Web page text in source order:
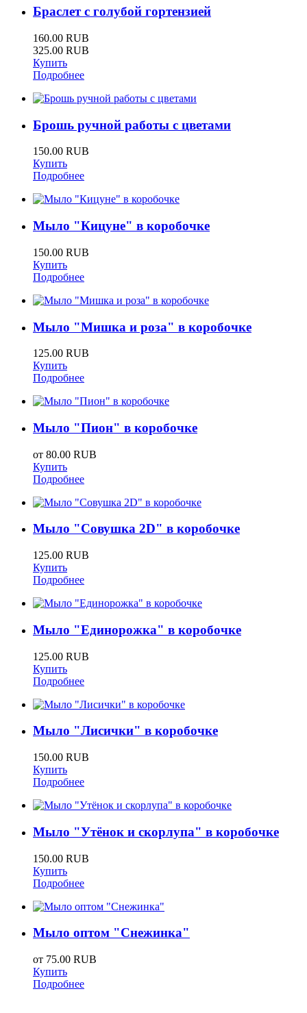
Браслет с голубой гортензией
160.00 RUB
325.00 RUB
Купить
Подробнее
Брошь ручной работы с цветами
150.00 RUB
Купить
Подробнее
Мыло "Кицуне" в коробочке
150.00 RUB
Купить
Подробнее
Мыло "Мишка и роза" в коробочке
125.00 RUB
Купить
Подробнее
Мыло "Пион" в коробочке
от 80.00 RUB
Купить
Подробнее
Мыло "Совушка 2D" в коробочке
125.00 RUB
Купить
Подробнее
Мыло "Единорожка" в коробочке
125.00 RUB
Купить
Подробнее
Мыло "Лисички" в коробочке
150.00 RUB
Купить
Подробнее
Мыло "Утёнок и скорлупа" в коробочке
150.00 RUB
Купить
Подробнее
Мыло оптом "Снежинка"
от 75.00 RUB
Купить
Подробнее